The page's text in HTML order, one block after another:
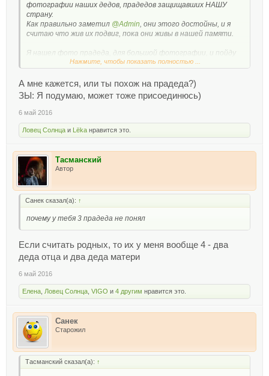
фотографии наших дедов, прадедов защищавших НАШУ
страну.
Как правильно заметил @Admin, они этого достойны, и я
считаю что жив их подвиг, пока они живы в нашей памяти.
Я нашел фото прадеда, для большой фотографии, и пойду
на шествие всей семьёй.
Давайте дружно поможем. Я чем успею помогу с ретушью и
корректировкой размеров, только укажите для чего,
аватара или большого фото. Надеюсь кто то тоже
подключится.
хорошем освещении.
Или просто выкладывайте фото, или просто расскажите,
очень интересно будет почитать историю из вашей семьи.
А идеей обязан
Ну и немного про своих прадедов.
Корнеев Василий Тимофеевич
Посмотреть вложение 33924
С 41 прошел всю войну связистом, был ранен, дошел до
Два других прадеда погибли.
Нажмите, чтобы показать полностью ...
А мне кажется, или ты похож на прадеда?)
ЗЫ: Я подумаю, может тоже присоединюсь)
6 май 2016
Ловец Солнца и Lёka нравится это.
Тасманский
Автор
Санек сказал(а): ↑
почему у тебя 3 прадеда не понял
Если считать родных, то их у меня вообще 4 - два
деда отца и два деда матери
6 май 2016
Елена Ловец Солнца VIGO и 4 другим нравится это.
Санек
Старожил
Тасманский сказал(а): ↑